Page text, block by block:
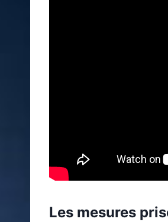
Les mesures